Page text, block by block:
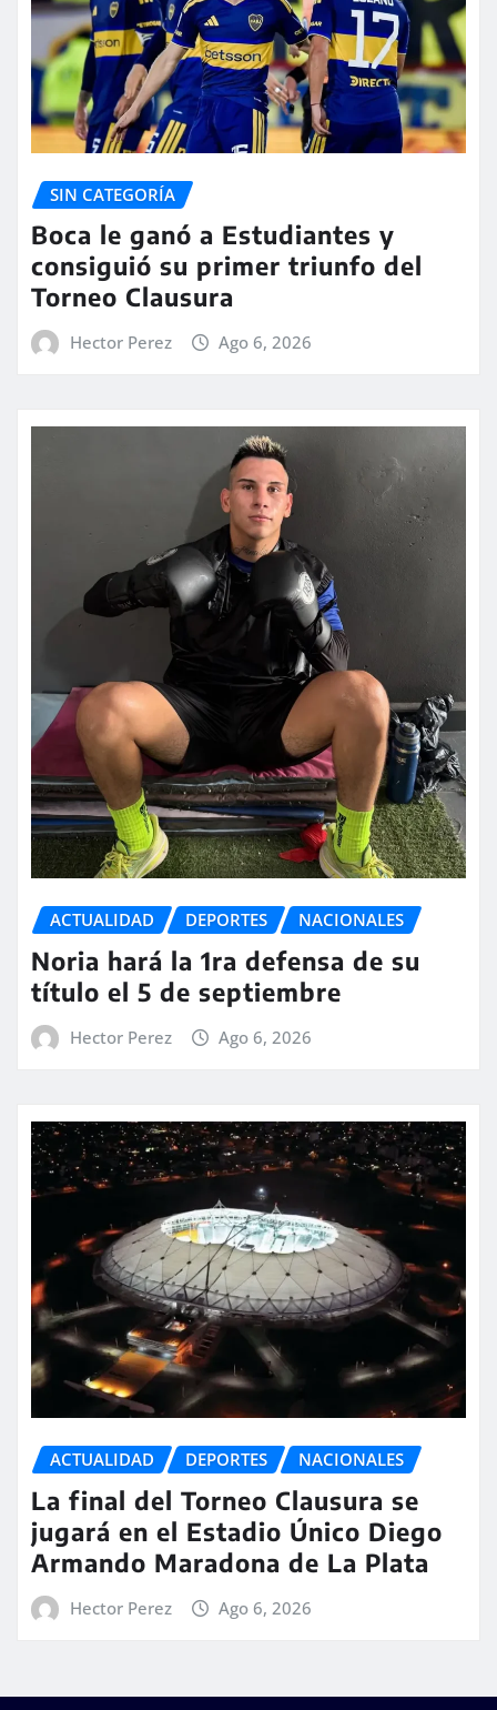
SIN CATEGORÍA
Boca le ganó a Estudiantes y
consiguió su primer triunfo del
Torneo Clausura
Hector Perez Ago 6, 2026
ACTUALIDAD DEPORTES NACIONALES
Noria hará la 1ra defensa de su
título el 5 de septiembre
Hector Perez Ago 6, 2026
ACTUALIDAD DEPORTES NACIONALES
La final del Torneo Clausura se
jugará en el Estadio Único Diego
Armando Maradona de La Plata
Hector Perez Ago 6, 2026